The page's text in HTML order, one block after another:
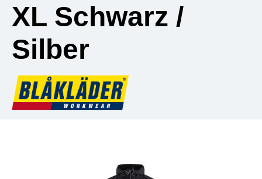
XL Schwarz /
Silber